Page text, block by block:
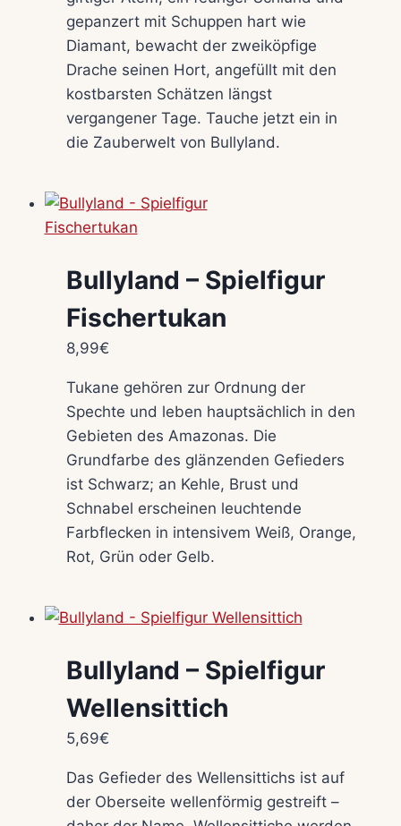
gepanzert mit Schuppen hart wie
Diamant, bewacht der zweiköpfige
Drache seinen Hort, angefüllt mit den
kostbarsten Schätzen längst
vergangener Tage. Tauche jetzt ein in
die Zauberwelt von Bullyland.
Bullyland – Spielfigur
Fischertukan
8,99€
Tukane gehören zur Ordnung der
Spechte und leben hauptsächlich in den
Gebieten des Amazonas. Die
Grundfarbe des glänzenden Gefieders
ist Schwarz; an Kehle, Brust und
Schnabel erscheinen leuchtende
Farbflecken in intensivem Weiß, Orange,
Rot, Grün oder Gelb.
Bullyland – Spielfigur
Wellensittich
5,69€
Das Gefieder des Wellensittichs ist auf
der Oberseite wellenförmig gestreift –